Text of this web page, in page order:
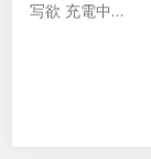
写欲 充電中…